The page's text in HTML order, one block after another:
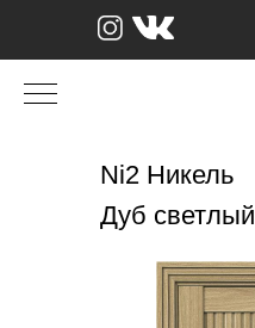
Ni2 Никель
Дуб светлый